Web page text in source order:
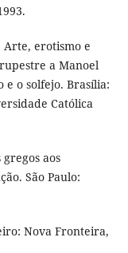
Arte, erotismo e
a Manoel
o solfejo. Brasília:
Católica
gregos aos
São Paulo:
Nova Fronteira,